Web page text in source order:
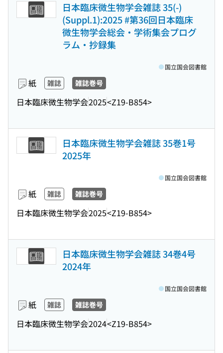
日本臨床微生物学会雑誌 35(-)
(Suppl.1):2025 #第36回日本臨床
微生物学会総会・学術集会プログ
ラム・抄録集
紙 雑誌 雑誌巻号
日本臨床微生物学会2025<Z19-B854>
国立国会図書館
日本臨床微生物学会雑誌 35巻1号
2025年
紙 雑誌 雑誌巻号
日本臨床微生物学会2025<Z19-B854>
国立国会図書館
日本臨床微生物学会雑誌 34巻4号
2024年
紙 雑誌 雑誌巻号
日本臨床微生物学会2024<Z19-B854>
国立国会図書館